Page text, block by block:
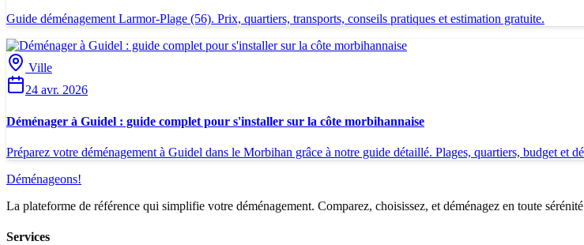
Guide déménagement Larmor-Plage (56). Prix, quartiers, transports, conseils pratiques et estimation gratuite.
Ville
24 avr. 2026
Déménager à Guidel : guide complet pour s'installer sur la côte morbihannaise
Préparez votre déménagement à Guidel dans le Morbihan grâce à notre guide détaillé. Plages, quartiers, budget et
Déménageons!
La plateforme de référence qui simplifie votre déménagement. Comparez, choisissez, et déménagez en toute
Services